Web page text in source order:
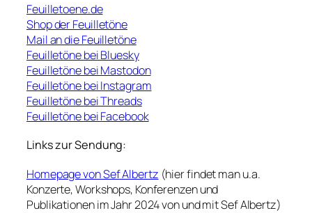
Feuilletoene.de
Shop der Feuilletöne
Mail an die Feuilletöne
Feuilletöne bei Bluesky
Feuilletöne bei Mastodon
Feuilletöne bei Instagram
Feuilletöne bei Threads
Feuilletöne bei Facebook
Links zur Sendung:
Homepage von Sef Albertz (hier findet man u.a.
Konzerte, Workshops, Konferenzen und
Publikationen im Jahr 2024 von und mit Sef Albertz)